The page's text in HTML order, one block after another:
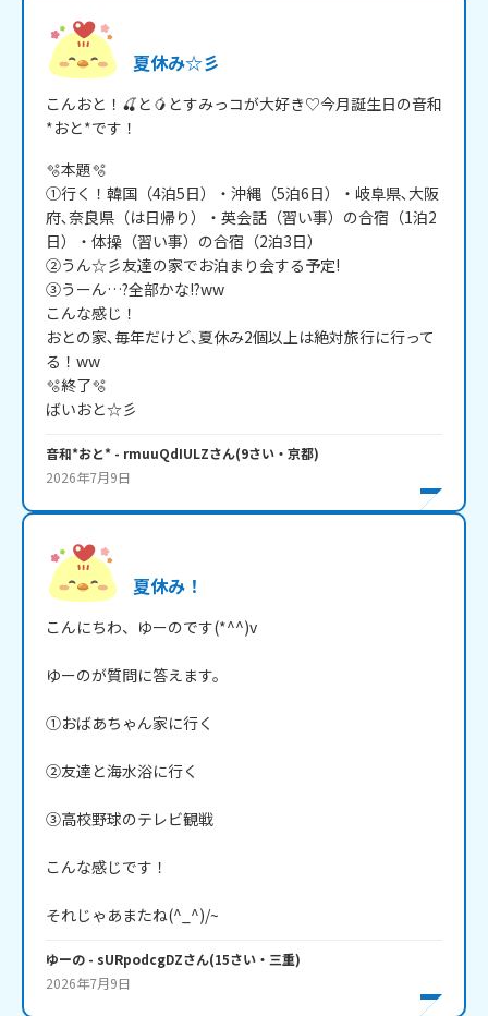
夏休み☆彡
こんおと！🍒と🥭とすみっコが大好き♡今月誕生日の音和
*おと*です！
🫧本題🫧
①行く！韓国（4泊5日）・沖縄（5泊6日）・岐阜県､大阪
府､奈良県（は日帰り）・英会話（習い事）の合宿（1泊2
日）・体操（習い事）の合宿（2泊3日）
②うん☆彡友達の家でお泊まり会する予定!
③うーん…?全部かな!?ww
こんな感じ！
おとの家､毎年だけど､夏休み2個以上は絶対旅行に行って
る！ww
🫧終了🫧
ばいおと☆彡
音和*おと* - rmuuQdIULZさん(9さい・ 京都)
2026年7月9日
夏休み！
こんにちわ、ゆーのです(*^^)v
ゆーのが質問に答えます。
①おばあちゃん家に行く
②友達と海水浴に行く
③高校野球のテレビ観戦
こんな感じです！
それじゃあまたね(^_^)/~
ゆーの - sURpodcgDZさん(15さい・ 三重)
2026年7月9日